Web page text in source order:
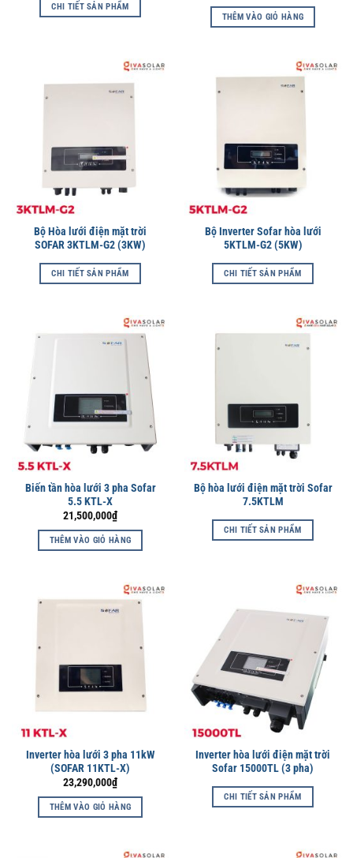
CHI TIẾT SẢN PHẨM
THÊM VÀO GIỎ HÀNG
Bộ Hòa lưới điện mặt trời
SOFAR 3KTLM-G2 (3KW)
CHI TIẾT SẢN PHẨM
Bộ Inverter Sofar hòa lưới
5KTLM-G2 (5KW)
CHI TIẾT SẢN PHẨM
Biến tần hòa lưới 3 pha Sofar
5.5 KTL-X
21,500,000₫
THÊM VÀO GIỎ HÀNG
Bộ hòa lưới điện mặt trời Sofar
7.5KTLM
CHI TIẾT SẢN PHẨM
Inverter hòa lưới 3 pha 11kW
(SOFAR 11KTL-X)
23,290,000₫
THÊM VÀO GIỎ HÀNG
Inverter hòa lưới điện mặt trời
Sofar 15000TL (3 pha)
CHI TIẾT SẢN PHẨM